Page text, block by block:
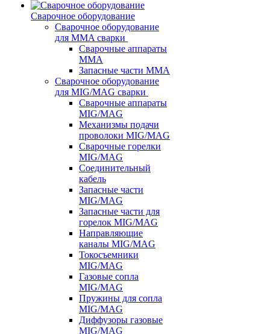
Сварочное оборудование
Сварочное оборудование
для MMA сварки
Сварочные аппараты
MMA
Запасные части MMA
Сварочное оборудование
для MIG/MAG сварки
Сварочные аппараты
MIG/MAG
Механизмы подачи
проволоки MIG/MAG
Сварочные горелки
MIG/MAG
Соединительный
кабель
Запасные части
MIG/MAG
Запасные части для
горелок MIG/MAG
Направляющие
каналы MIG/MAG
Токосъемники
MIG/MAG
Газовые сопла
MIG/MAG
Пружины для сопла
MIG/MAG
Диффузоры газовые
MIG/MAG